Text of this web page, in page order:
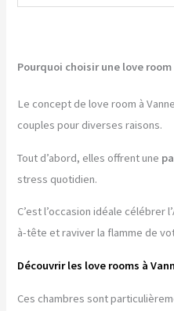
Pourquoi choisir une love room
Le concept de love room à
couples pour diverses raisons.
Tout d’abord, elles offrent une
stress quotidien.
C’est l’occasion idéale célébrer
à-tête et raviver la flamme de
Découvrir les love rooms à
Ces chambres sont